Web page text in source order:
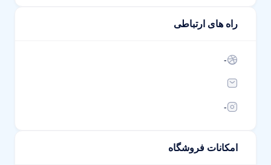
راه های ارتباطی
-
-
امکانات فروشگاه